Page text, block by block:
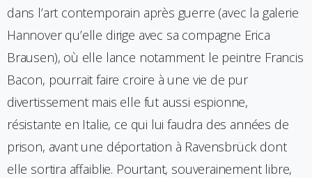
dans l’art contemporain après guerre (avec la galerie
Hannover qu’elle dirige avec sa compagne Erica
Brausen), où elle lance notamment le peintre Francis
Bacon, pourrait faire croire à une vie de pur
divertissement mais elle fut aussi espionne,
résistante en Italie, ce qui lui faudra des années de
prison, avant une déportation à Ravensbrück dont
elle sortira affaiblie. Pourtant, souverainement libre,